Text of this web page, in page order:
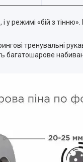
режимі «бій з
тренувальні
багатошарове